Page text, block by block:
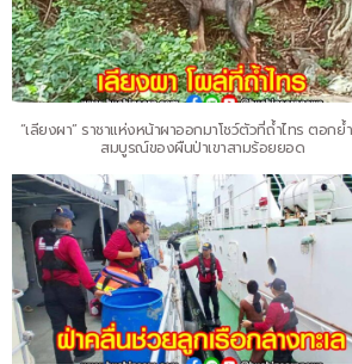
“เลียงผา” ราชาแห่งหน้าผาออกมาโชว์ตัวที่ถ้ำไทร ตอกย้
สมบูรณ์ของผืนป่าเขาสามร้อยยอด